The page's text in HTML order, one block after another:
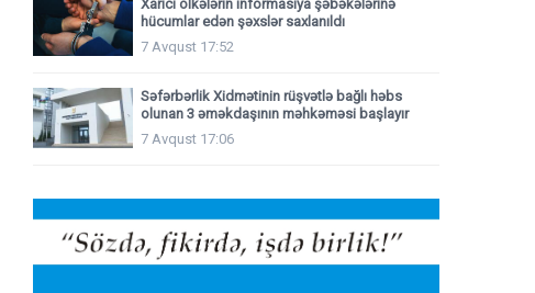
Xarici ölkələrin informasiya şəbəkələrinə
hücumlar edən şəxslər saxlanıldı
7 Avqust 17:52
Səfərbərlik Xidmətinin rüşvətlə bağlı həbs
olunan 3 əməkdaşının məhkəməsi başlayır
7 Avqust 17:06